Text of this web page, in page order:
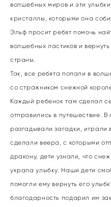
волшебных миров и эти
кристаллы, которыми она
Эльф просит ребят помочь
волшебных ластиков и
страны.
Так, все ребята попали в
со стражником снежной
Каждый ребенок там сделал
отправились в путешествие. В
разгадывали загадки, играли
сделали веера, с которыми
дракону, дети узнали, что
украла улыбку. Наши дети
помогли ему вернуть его
благодарность подарил им